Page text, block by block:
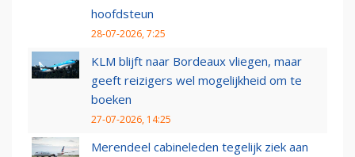
hoofdsteun
28-07-2026, 7:25
KLM blijft naar Bordeaux vliegen, maar
geeft reizigers wel mogelijkheid om te
boeken
27-07-2026, 14:25
Merendeel cabineleden tegelijk ziek aan